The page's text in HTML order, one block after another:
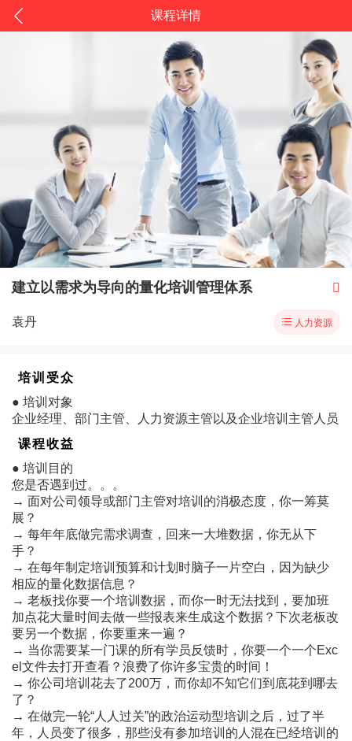
课程详情
建立以需求为导向的量化培训管理体系 
袁丹  人力资源
培训受众
● 培训对象
企业经理、部门主管、人力资源主管以及企业培训主管人员
课程收益
● 培训目的
您是否遇到过。。。
→ 面对公司领导或部门主管对培训的消极态度，你一筹莫
展？
→ 每年年底做完需求调查，回来一大堆数据，你无从下
手？
→ 在每年制定培训预算和计划时脑子一片空白，因为缺少
相应的量化数据信息？
→ 老板找你要一个培训数据，而你一时无法找到，要加班
加点花大量时间去做一些报表来生成这个数据？下次老板改
要另一个数据，你要重来一遍？
→ 当你需要某一门课的所有学员反馈时，你要一个一个Exc
el文件去打开查看？浪费了你许多宝贵的时间！
→ 你公司培训花去了200万，而你却不知它们到底花到哪去
了？
→ 在做完一轮“人人过关”的政治运动型培训之后，过了半
年，人员变了很多，那些没有参加培训的人混在已经培训的